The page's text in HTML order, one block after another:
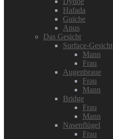
Hafada
Guiche
Anus
Das Gesicht
Surface-Gesicht
Mann
Frau
Augenbraue
Frau
Mann
Bridge
Frau
Mann
Nasenflügel
Frau